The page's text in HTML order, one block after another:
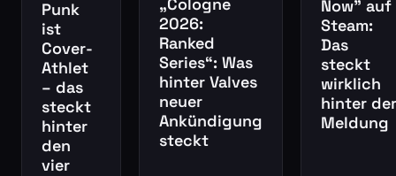
Punk
ist
Cover-
Athlet
– das
steckt
hinter
den
vier
2026:
Ranked
Series“: Was
hinter Valves
neuer
Ankündigung
steckt
Now” auf
Steam:
Das
steckt
wirklich
hinter der
Meldung